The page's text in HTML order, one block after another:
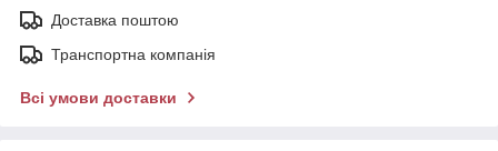
Доставка поштою
Транспортна компанія
Всі умови доставки